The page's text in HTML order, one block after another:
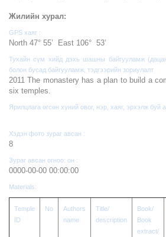
Жилийн хурал:
GPS хаяг :
North 47° 55’ East 106° 53’
Тухайн сүм хийд дэхь шашны байгууламж
болон бусад байгууламж, тэдгээрийн зориулалт
2011 The monastery has a plan to build a
six temples.
Ярилцлага өгсөн хүний овог, нэр, хаяг, эрхэлж буй
Хэдэн фото зураг авсан :
8
Зураг авсан огноо: он :
0000-00-00 00:00:00
Materials:
Temple
ID
No
Authors
name
Title/
description
Book/
Book
extract/